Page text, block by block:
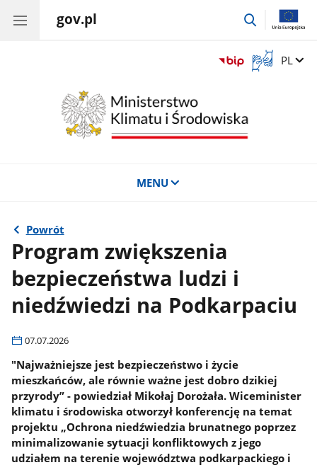
gov.pl
przejdź
Otwórz
okno
Zmień
PL
MENU
Powrót
Program zwiększenia
bezpieczeństwa ludzi i
niedźwiedzi na Podkarpaciu
07.07.2026
"Najważniejsze jest bezpieczeństwo i życie
mieszkańców, ale równie ważne jest dobro dzikiej
przyrody” - powiedział Mikołaj Dorożała. Wiceminister
klimatu i środowiska otworzył konferencję na temat
projektu „Ochrona niedźwiedzia brunatnego poprzez
minimalizowanie sytuacji konfliktowych z jego
udziałem na terenie województwa podkarpackiego i